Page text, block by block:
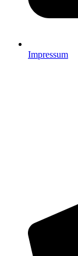
Impressum